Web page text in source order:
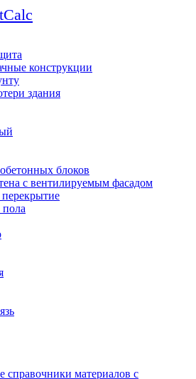
конструкции
здания
блоков
с вентилируемым фасадом
справочники материалов с